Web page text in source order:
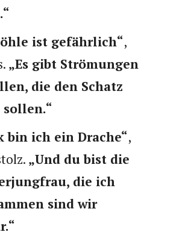
ist gefährlich“,
„Es gibt Strömungen
die den Schatz
bin ich ein Drache“,
„Und du bist die
die ich
sind wir